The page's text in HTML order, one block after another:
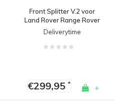
Front Splitter V.2 voor
Land Rover Range Rover
Sport SVR L494
Deliverytime
€299,95* +